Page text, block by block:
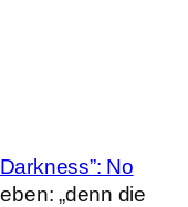
No
„denn die